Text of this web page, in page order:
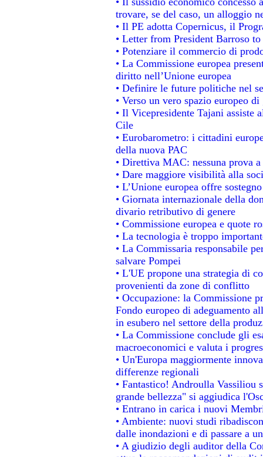
trovare, se del caso, un alloggio
• Il PE adotta Copernicus, il
• Letter from President Barroso
• Potenziare il commercio di
• La Commissione europea
diritto nell’Unione europea
• Definire le future politiche nel
• Verso un vero spazio europeo
• Il Vicepresidente Tajani assiste
Cile
• Eurobarometro: i cittadini
della nuova PAC
• Direttiva MAC: nessuna prova
• Dare maggiore visibilità alla
• L’Unione europea offre
• Giornata internazionale della
divario retributivo di genere
• Commissione europea e quote
• La tecnologia è troppo
• La Commissaria responsabile
salvare Pompei
• L'UE propone una strategia di
provenienti da zone di conflitto
• Occupazione: la Commissione
Fondo europeo di adeguamento
in esubero nel settore della
• La Commissione conclude gli
macroeconomici e valuta i
• Un'Europa maggiormente
differenze regionali
• Fantastico! Androulla Vassiliou
grande bellezza" si aggiudica
• Entrano in carica i nuovi
• Ambiente: nuovi studi
dalle inondazioni e di passare a
• A giudizio degli auditor della